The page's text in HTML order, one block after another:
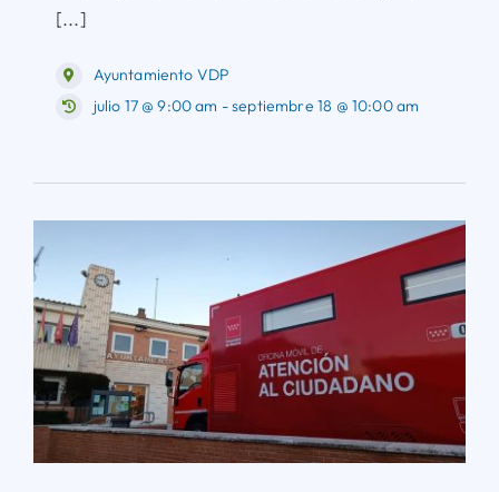
[...]
Ayuntamiento VDP
julio 17 @ 9:00 am - septiembre 18 @ 10:00 am